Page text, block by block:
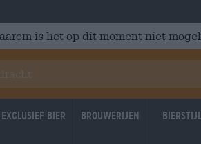
is het op dit moment niet
Exclusief Bier Brouwerijen